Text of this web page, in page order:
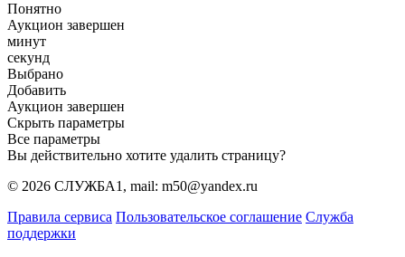
Понятно
Аукцион завершен
минут
секунд
Выбрано
Добавить
Аукцион завершен
Скрыть параметры
Все параметры
Вы действительно хотите удалить страницу?
© 2026 СЛУЖБА1, mail: m50@yandex.ru
Правила сервиса Пользовательское соглашение Служба
поддержки